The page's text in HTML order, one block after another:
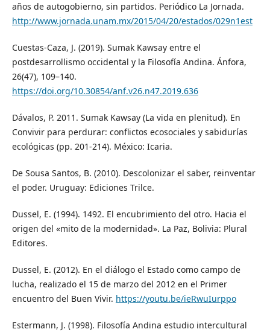
años de autogobierno, sin partidos. Periódico La Jornada.
http://www.jornada.unam.mx/2015/04/20/estados/029n1est
Cuestas-Caza, J. (2019). Sumak Kawsay entre el
postdesarrollismo occidental y la Filosofía Andina. Ánfora,
26(47), 109–140.
https://doi.org/10.30854/anf.v26.n47.2019.636
Dávalos, P. 2011. Sumak Kawsay (La vida en plenitud). En
Convivir para perdurar: conflictos ecosociales y sabidurías
ecológicas (pp. 201-214). México: Icaria.
De Sousa Santos, B. (2010). Descolonizar el saber, reinventar
el poder. Uruguay: Ediciones Trilce.
Dussel, E. (1994). 1492. El encubrimiento del otro. Hacia el
origen del «mito de la modernidad». La Paz, Bolivia: Plural
Editores.
Dussel, E. (2012). En el diálogo el Estado como campo de
lucha, realizado el 15 de marzo del 2012 en el Primer
encuentro del Buen Vivir. https://youtu.be/ieRwuIurppo
Estermann, J. (1998). Filosofía Andina estudio intercultural